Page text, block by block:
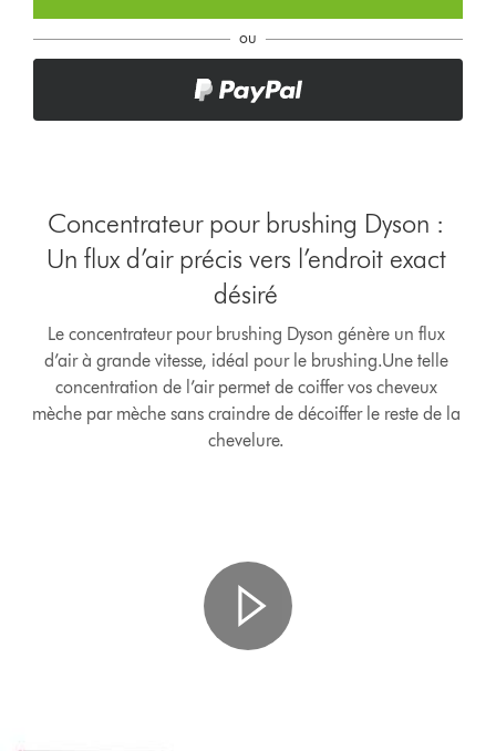
ou
Concentrateur pour brushing Dyson :
Un flux d’air précis vers l’endroit exact
désiré
Le concentrateur pour brushing Dyson génère un flux
d’air à grande vitesse, idéal pour le brushing.Une telle
concentration de l’air permet de coiffer vos cheveux
mèche par mèche sans craindre de décoiffer le reste de la
chevelure.